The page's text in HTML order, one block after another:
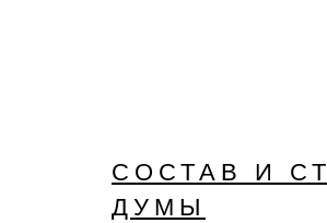
СОСТАВ И
ДУМЫ